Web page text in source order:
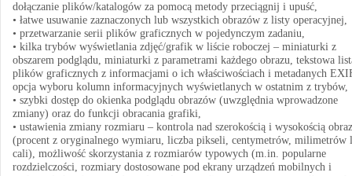
dołączanie plików/katalogów za pomocą metody przeciągnij i upuść,
• łatwe usuwanie zaznaczonych lub wszystkich obrazów z listy operacyjnej,
• przetwarzanie serii plików graficznych w pojedynczym zadaniu,
• kilka trybów wyświetlania zdjęć/grafik w liście roboczej – miniaturki z
obszarem podglądu, miniaturki z parametrami każdego obrazu, tekstowa
plików graficznych z informacjami o ich właściwościach i metadanych
opcja wyboru kolumn informacyjnych wyświetlanych w ostatnim z trybów,
• szybki dostęp do okienka podglądu obrazów (uwzględnia wprowadzone
zmiany) oraz do funkcji obracania grafiki,
• ustawienia zmiany rozmiaru – kontrola nad szerokością i wysokością
(procent z oryginalnego wymiaru, liczba pikseli, centymetrów, milimetrów
cali), możliwość skorzystania z rozmiarów typowych (m.in. popularne
rozdzielczości, rozmiary dostosowane pod ekrany urządzeń mobilnych i